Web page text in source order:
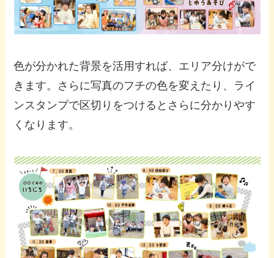
色が分かれた背景を活用すれば、エリア分けがで
きます。さらに写真のフチの色を変えたり、ライ
ンスタンプで区切りをつけるとさらに分かりやす
くなります。